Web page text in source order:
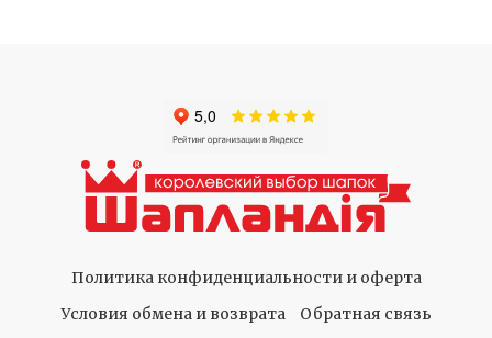
Политика конфиденциальности и оферта
Условия обмена и возврата
Обратная связь